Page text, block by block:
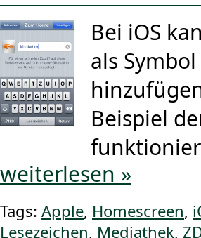
Bei iOS
als
Beispiel
weiterlesen »
Tags: Apple, Homescreen,
Lesezeichen, Mediathek,